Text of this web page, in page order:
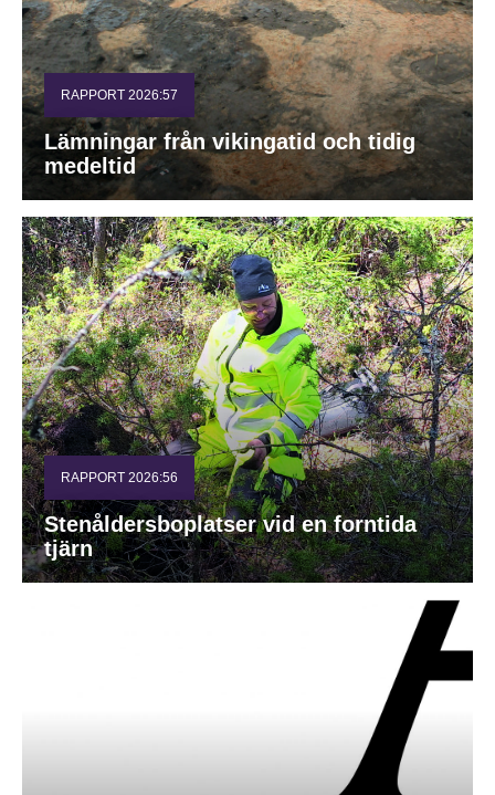
RAPPORT 2026:57
Lämningar från vikingatid och tidig
medeltid
RAPPORT 2026:56
Stenåldersboplatser vid en forntida
tjärn